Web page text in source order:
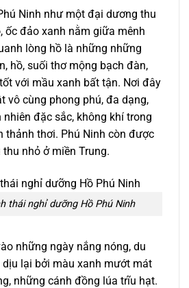
Ninh như một đại dương thu
ốc đảo xanh nằm giữa mênh
lòng hồ là những những
hồ, suối thơ mộng bạch đàn,
với mầu xanh bất tận. Nơi đây
vô cùng phong phú, đa dạng,
đặc sắc, không khí trong
thảnh thơi. Phú Ninh còn được
nhỏ ở miền Trung.
thái nghỉ dưỡng Hồ Phú Ninh
những ngày nắng nóng, du
dịu lại bởi màu xanh mướt mát
những cánh đồng lúa trĩu hạt.